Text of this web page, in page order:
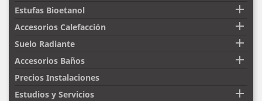
Estufas Bioetanol 
Accesorios Calefacción 
Suelo Radiante 
Accesorios Baños 
Precios Instalaciones
Estudios y Servicios
